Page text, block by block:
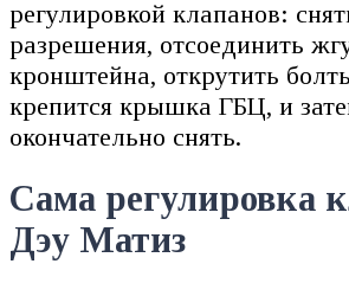
регулировкой клапанов:
разрешения, отсоединить
кронштейна, открутить
крепится крышка ГБЦ, и
окончательно снять.
Сама регулировка
Дэу Матиз